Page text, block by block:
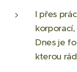
I přes
Dnes je
kterou